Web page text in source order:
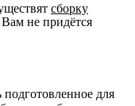
сборку
не придётся
для